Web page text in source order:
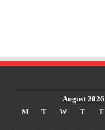
August 2026
M
T W T F